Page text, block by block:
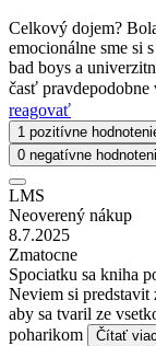
Celkový dojem?
emocionálne sme si
bad boys a
časť pravdepodobne
reagovať
1 pozitívne
0 negatívne
LMS
Neoverený nákup
8.7.2025
Zmatocne
Spociatku sa kniha
Neviem si predstavit
aby sa tvaril ze
poharikom
Čítať viac